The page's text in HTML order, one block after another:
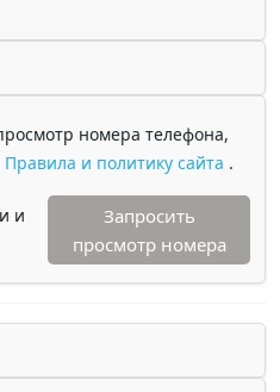
номера телефона,
Правила и политику сайта .
и
Запросить
просмотр номера